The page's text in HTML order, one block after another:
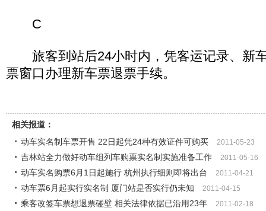
C
旅客到站后24小时内，凭客运记录、新
票窗口办理新车票退票手续。
相关报道：
动车实名制车票开售 22日起凭24种有效证件可购买
2011-05-23
吉林站全力做好动车组列车购票实名制实施准备工作 2011-05-16
动车实名购票6月1日起施行 杭州执行细则即将出台 2011-04-21
动车票6月起实行实名制 厦门站是否实行仍未知 2011-04-15
乘客改签车票想退票碰壁 相关法律依据已沿用23年 2011-02-18